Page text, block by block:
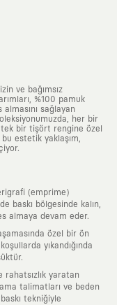
ve bağımsız
%100 pamuk
sağlayan
her bir
bir tişört rengine özel
estetik yaklaşım,
(emprime)
baskı bölgesinde kalın,
almaya devam eder.
özel bir ön
yıkandığında
rahatsızlık yaratan
talimatları ve beden
tekniğiyle